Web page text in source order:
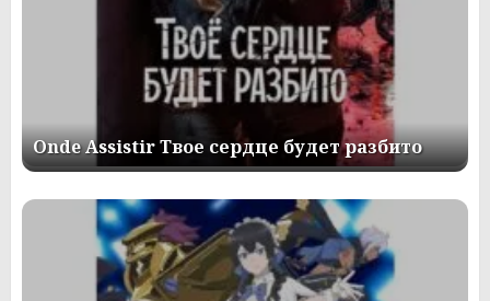
Onde Assistir Твое сердце будет разбито